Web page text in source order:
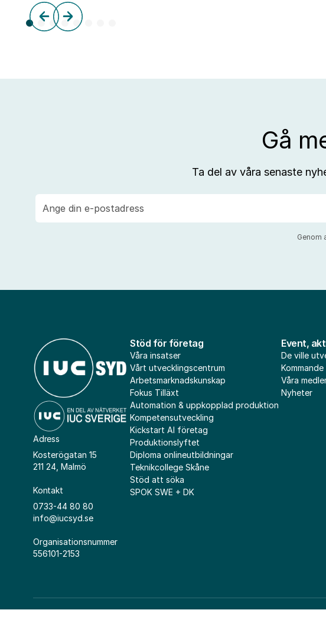
Gå
Ta del av våra senaste
post
Genom
Adress
Kosterögatan 15
211 24, Malmö
Kontakt
0733-44 80 80
info@iucsyd.se
Organisationsnummer
556101-2153
Stöd för företag
Våra insatser
Vårt utvecklingscentrum
Arbetsmarknadskunskap
Fokus Tilläxt
Automation & uppkopplad produktion
Kompetensutveckling
Kickstart AI företag
Produktionslyftet
Diploma onlineutbildningar
Teknikcollege Skåne
Stöd att söka
SPOK SWE + DK
Event,
De ville
Våra
Nyheter